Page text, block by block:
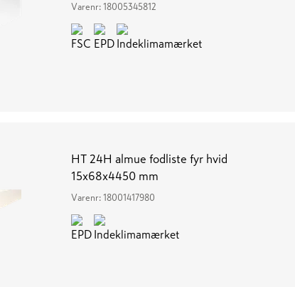
Varenr: 18005345812
HT 24H almue fodliste fyr hvid
15x68x4450 mm
Varenr: 18001417980